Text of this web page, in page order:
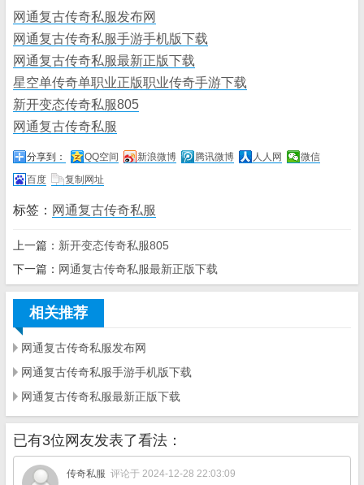
网通复古传奇私服发布网
网通复古传奇私服手游手机版下载
网通复古传奇私服最新正版下载
星空单传奇单职业正版职业传奇手游下载
新开变态传奇私服805
网通复古传奇私服
分享到： QQ空间 新浪微博 腾讯微博 人人网
微信
百度
复制网址
标签： 网通复古传奇私服
上一篇： 新开变态传奇私服805
下一篇： 网通复古传奇私服最新正版下载
相关推荐
网通复古传奇私服发布网
网通复古传奇私服手游手机版下载
网通复古传奇私服最新正版下载
已有3位网友发表了看法：
传奇私服 评论于 2024-12-28 22:03:09